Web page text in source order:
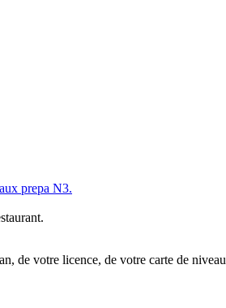
prepa N3.
de votre licence, de votre carte de